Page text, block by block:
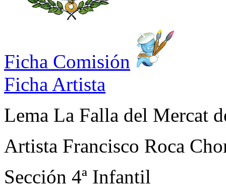
Ficha Comisión
Ficha Artista
Lema La Falla del Mercat
Artista Francisco Roca
Sección 4ª Infantil